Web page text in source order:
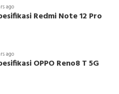
ago
Redmi Note 12 Pro
ago
OPPO Reno8 T 5G